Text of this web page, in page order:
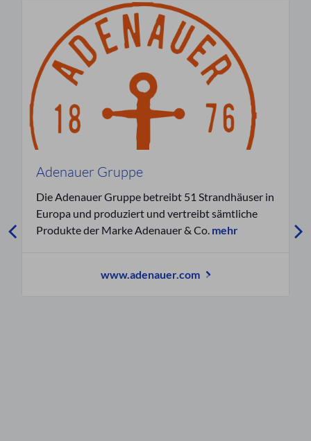
Adenauer Gruppe
Die Adenauer Gruppe betreibt 51 Strandhäuser in
Europa und produziert und vertreibt sämtliche
Produkte der Marke Adenauer & Co. mehr
www.adenauer.com